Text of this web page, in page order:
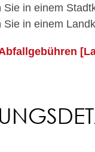
Sie in einem
Sie in einem